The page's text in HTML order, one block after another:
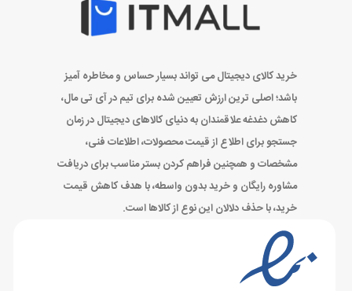
خرید کالای دیجیتال می تواند بسیار حساس و مخاطره آمیز
باشد؛ اصلی ترین ارزش تعیین شده برای تیم در آی تی مال،
کاهش دغدغه علاقمندان به دنیای کالاهای دیجیتال در زمان
جستجو برای اطلاع از قیمت محصولات، اطلاعات فنی،
مشخصات و همچنین فراهم کردن بستر مناسب برای دریافت
مشاوره رایگان و خرید بدون واسطه، با هدف کاهش قیمت
خرید، با حذف دلالان این نوع از کالاها است.